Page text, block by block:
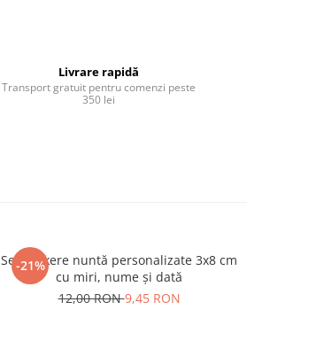
Livrare rapidă
Transport gratuit pentru comenzi peste
350 lei
-21%
Set stickere nuntă personalizate 3x8 cm
cu miri, nume și dată
12,00 RON9,45 RON